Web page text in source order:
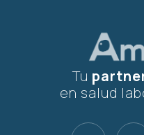
Tu
en salud